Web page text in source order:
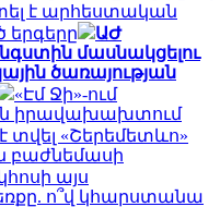
է արհեստական
երգերը
ԱԺ
մասնակցելու
ծառայության
«Էմ Ջի»-ում
իրավախախտում
տվել «Շերեմետևո»
այս
ո՞վ կհարստանա